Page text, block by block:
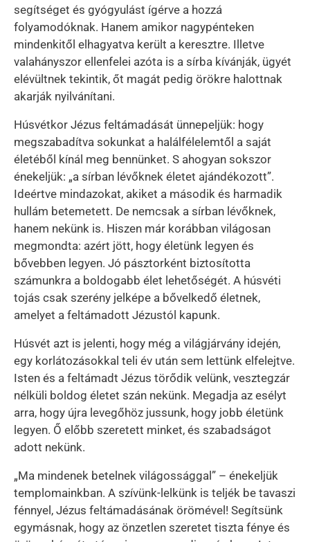
segítséget és gyógyulást ígérve a hozzá
folyamodóknak. Hanem amikor nagypénteken
mindenkitől elhagyatva került a keresztre. Illetve
valahányszor ellenfelei azóta is a sírba kívánják, ügyét
elévültnek tekintik, őt magát pedig örökre halottnak
akarják nyilvánítani.
Húsvétkor Jézus feltámadását ünnepeljük: hogy
megszabadítva sokunkat a halálfélelemtől a saját
életéből kínál meg bennünket. S ahogyan sokszor
énekeljük: „a sírban lévőknek életet ajándékozott”.
Ideértve mindazokat, akiket a második és harmadik
hullám betemetett. De nemcsak a sírban lévőknek,
hanem nekünk is. Hiszen már korábban világosan
megmondta: azért jött, hogy életünk legyen és
bővebben legyen. Jó pásztorként biztosította
számunkra a boldogabb élet lehetőségét. A húsvéti
tojás csak szerény jelképe a bővelkedő életnek,
amelyet a feltámadott Jézustól kapunk.
Húsvét azt is jelenti, hogy még a világjárvány idején,
egy korlátozásokkal teli év után sem lettünk elfelejtve.
Isten és a feltámadt Jézus törődik velünk, vesztegzár
nélküli boldog életet szán nekünk. Megadja az esélyt
arra, hogy újra levegőhöz jussunk, hogy jobb életünk
legyen. Ő előbb szeretett minket, és szabadságot
adott nekünk.
„Ma mindenek betelnek világossággal” – énekeljük
templomainkban. A szívünk-lelkünk is teljék be tavaszi
fénnyel, Jézus feltámadásának örömével! Segítsünk
egymásnak, hogy az önzetlen szeretet tiszta fénye és